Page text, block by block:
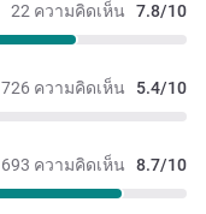
22 ความคิดเห็น 7.8/10
726 ความคิดเห็น 5.4/10
693 ความคิดเห็น 8.7/10